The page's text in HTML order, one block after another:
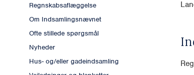
Regnskabsaflæggelse
Om Indsamlingsnævnet
Ofte stillede spørgsmål
Nyheder
Hus- og/eller gadeindsamling